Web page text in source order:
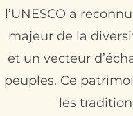
l’UNESCO a
majeur de la
et un vecteur
peuples. Ce
les